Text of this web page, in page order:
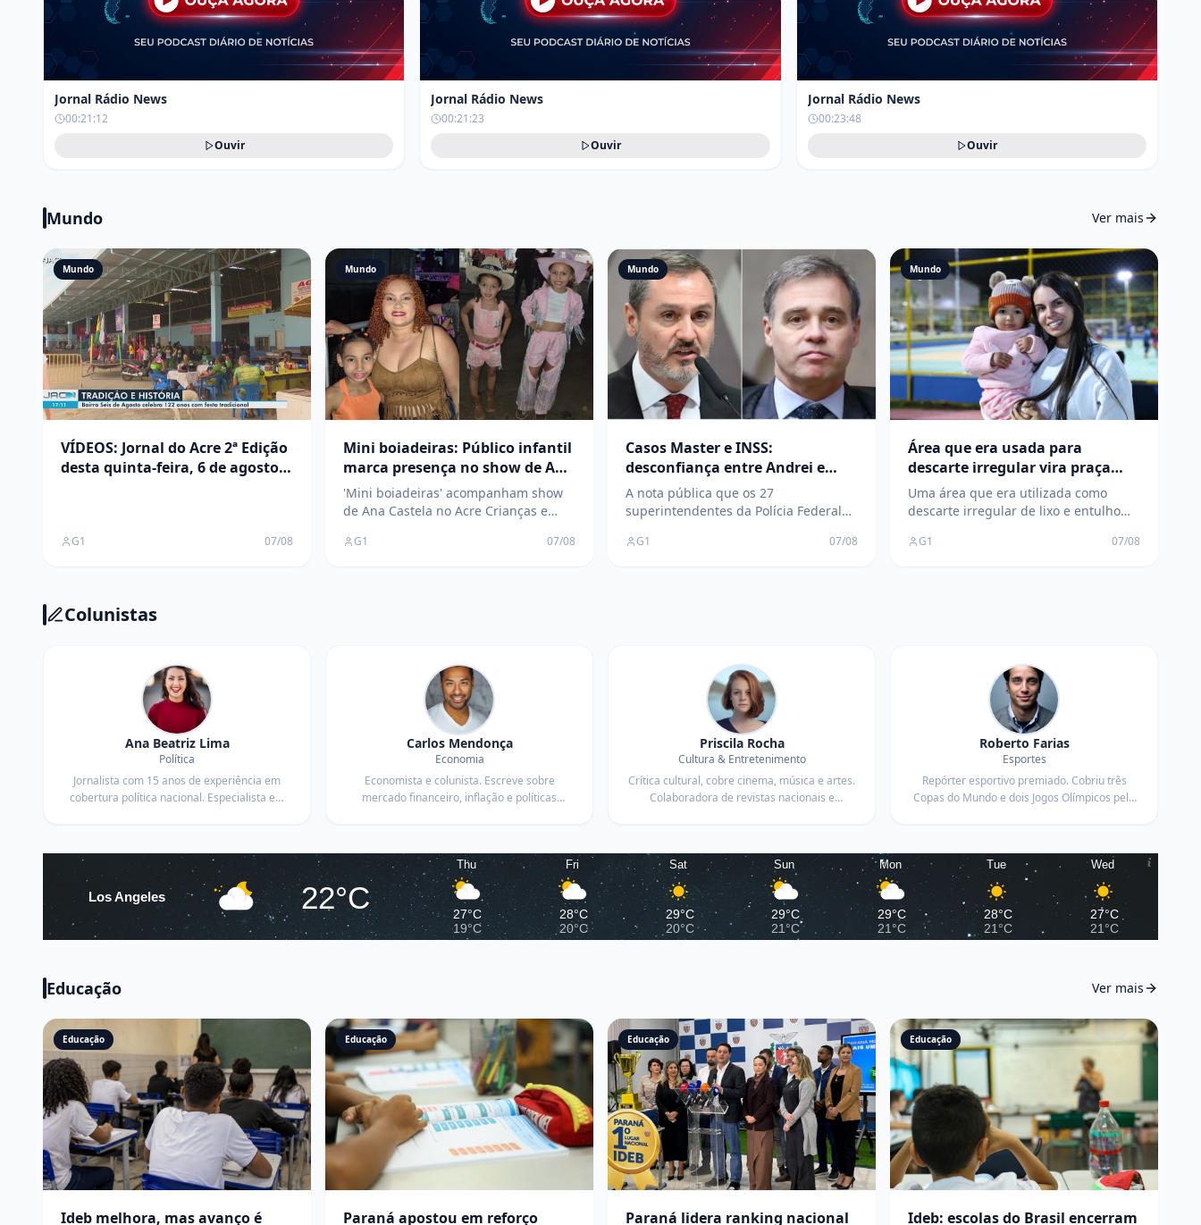
Jornal Rádio News
00:21:12
Ouvir
Jornal Rádio News
00:21:23
Ouvir
Jornal Rádio News
00:23:48
Ouvir
Mundo Ver mais
Mundo
VÍDEOS: Jornal do Acre 2ª Edição
desta quinta-feira, 6 de agosto
G1 07/08
Mundo
Mini boiadeiras: Público infantil
marca presença no show de Ana
Castela na Expoacre 2026; VÍDEO
'Mini boiadeiras' acompanham show
de Ana Castela no Acre Crianças e
Exposições Wildy Viana, em Rio
G1 07/08
Mundo
Casos Master e INSS:
desconfiança entre Andrei e
Mendonça marca investigações;
entenda
A nota pública que os 27
superintendentes da Polícia Federal
apoio ao diretor-geral, Andrei
G1 07/08
Mundo
Área que era usada para
descarte irregular vira praça
moderna em Montes Claros
Uma área que era utilizada como
descarte irregular de lixo e entulho
Município de Montes Claros
G1 07/08
Colunistas
Ana Beatriz Lima
Política
Jornalista com 15 anos de experiência em
cobertura política nacional. Especialista em
Carlos Mendonça
Economia
Economista e colunista. Escreve sobre
mercado financeiro, inflação e políticas
Priscila Rocha
Cultura & Entretenimento
Crítica cultural, cobre cinema, música e artes.
Colaboradora de revistas nacionais e
Roberto Farias
Esportes
Repórter esportivo premiado. Cobriu três
Copas do Mundo e dois Jogos Olímpicos pelo
Los Angeles 22°C
Thu
27°C
19°C
Fri
28°C
20°C
Sat
29°C
20°C
Sun
29°C
21°C
Mon
29°C
21°C
Tue
28°C
21°C
Wed
27°C
21°C
Educação Ver mais
Educação
Ideb melhora, mas avanço é
Educação
Paraná apostou em reforço
Educação
Paraná lidera ranking nacional
Educação
Ideb: escolas do Brasil encerram